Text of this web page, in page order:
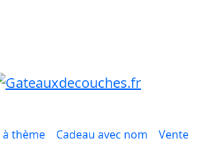
à thème Cadeau avec nom Vente